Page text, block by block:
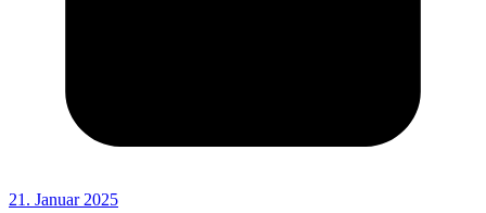
21. Januar 2025